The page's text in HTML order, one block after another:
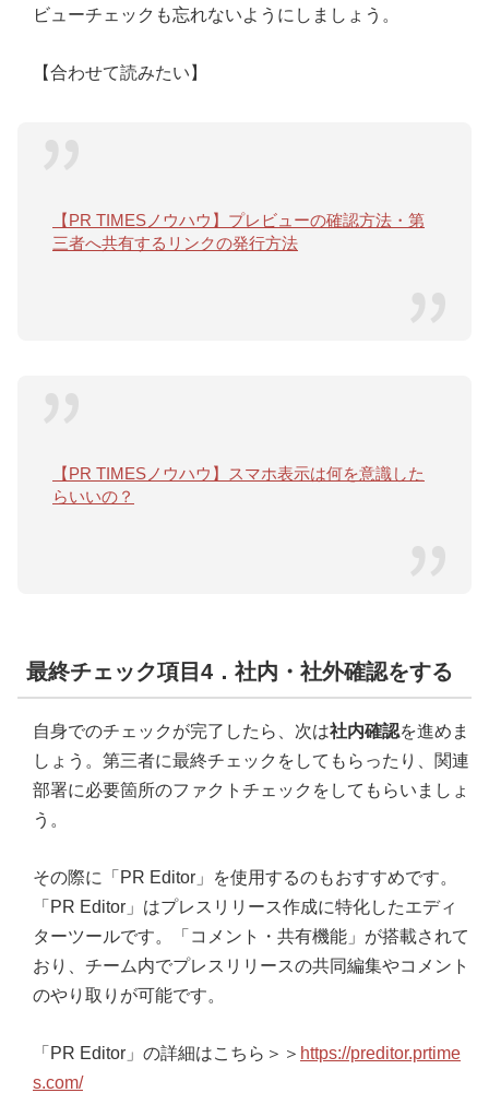
ビューチェックも忘れないようにしましょう。
【合わせて読みたい】
【PR TIMESノウハウ】プレビューの確認方法・第
三者へ共有するリンクの発行方法
【PR TIMESノウハウ】スマホ表示は何を意識した
らいいの？
最終チェック項目4．社内・社外確認をする
自身でのチェックが完了したら、次は社内確認を進めま
しょう。第三者に最終チェックをしてもらったり、関連
部署に必要箇所のファクトチェックをしてもらいましょ
う。
その際に「PR Editor」を使用するのもおすすめです。
「PR Editor」はプレスリリース作成に特化したエディ
ターツールです。「コメント・共有機能」が搭載されて
おり、チーム内でプレスリリースの共同編集やコメント
のやり取りが可能です。
「PR Editor」の詳細はこちら＞＞ https://preditor.prtime
s.com/